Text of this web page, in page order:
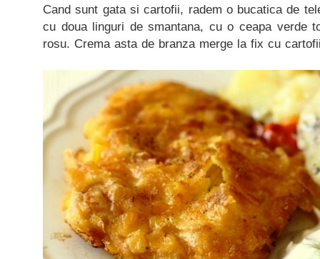
Cand sunt gata si cartofii, radem o bucatica de
cu doua linguri de smantana, cu o ceapa verde
rosu. Crema asta de branza merge la fix cu